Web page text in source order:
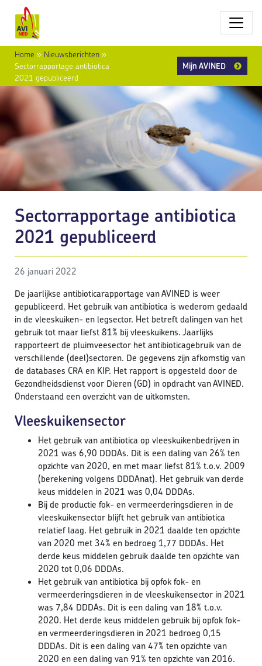
Home » Nieuwsberichten »
Sectorrapportage antibiotica
2021 gepubliceerd
Mijn AVINED
Sectorrapportage antibiotica
2021 gepubliceerd
26 januari 2022
De jaarlijkse antibioticarapportage van AVINED is weer
gepubliceerd. Het gebruik van antibiotica is wederom gedaald
in de vleeskuiken- en legsector. Het betreft dalingen van het
gebruik tot maar liefst 81% bij vleeskuikens. Jaarlijks
rapporteert de pluimveesector het antibioticagebruik van de
verschillende (deel)sectoren. De gegevens zijn afkomstig van
de databases CRA en KIP. Het rapport is opgesteld door de
Gezondheidsdienst voor Dieren (GD) in opdracht van AVINED.
Onderstaand een overzicht van de uitkomsten.
Vleeskuikensector
Het gebruik van antibiotica op vleeskuikenbedrijven in
2021 was 6,90 DDDAs. Dit is een daling van 26% ten
opzichte van 2020, en met maar liefst 81% t.o.v. 2009
(berekening volgens DDDAnat). Het gebruik van derde
keus middelen in 2021 was 0,04 DDDAs.
Bij de productie fok- en vermeerderingsdieren in de
vleeskuikensector blijft het gebruik van antibiotica
relatief laag. Het gebruik in 2021 daalde ten opzichte
van 2020 met 34% en bedroeg 1,77 DDDAs. Het
derde keus middelen gebruik daalde ten opzichte van
2020 tot 0,06 DDDAs.
Het gebruik van antibiotica bij opfok fok- en
vermeerderingsdieren in de vleeskuikensector in 2021
was 7,84 DDDAs. Dit is een daling van 18% t.o.v.
2020. Het derde keus middelen gebruik bij opfok fok-
en vermeerderingsdieren in 2021 bedroeg 0,15
DDDAs. Dit is een daling van 47% ten opzichte van
2020 en een daling van 91% ten opzichte van 2016.